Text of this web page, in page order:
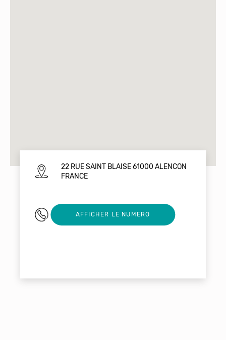
22 RUE SAINT BLAISE 61000 ALENCON
FRANCE
0633074299
AFFICHER LE NUMERO